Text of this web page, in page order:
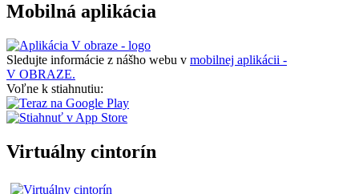
Mobilná aplikácia
Sledujte informácie z nášho webu v mobilnej aplikácii -
V OBRAZE.
Voľne k stiahnutiu:
Virtuálny cintorín